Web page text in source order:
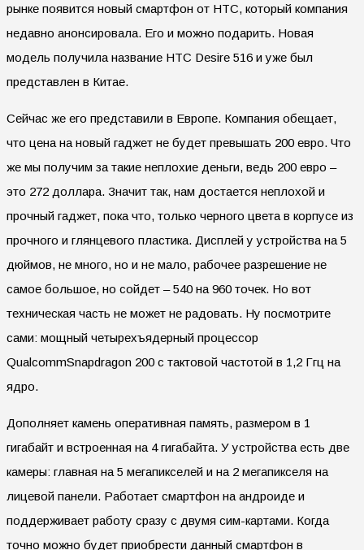
рынке появится новый смартфон от HTC, который компания
недавно анонсировала. Его и можно подарить. Новая
модель получила название HTC Desire 516 и уже был
представлен в Китае.
Сейчас же его представили в Европе. Компания обещает,
что цена на новый гаджет не будет превышать 200 евро. Что
же мы получим за такие неплохие деньги, ведь 200 евро –
это 272 доллара. Значит так, нам достается неплохой и
прочный гаджет, пока что, только черного цвета в корпусе из
прочного и глянцевого пластика. Дисплей у устройства на 5
дюймов, не много, но и не мало, рабочее разрешение не
самое большое, но сойдет – 540 на 960 точек. Но вот
техническая часть не может не радовать. Ну посмотрите
сами: мощный четырехъядерный процессор
QualcommSnapdragon 200 с тактовой частотой в 1,2 Ггц на
ядро.
Дополняет камень оперативная память, размером в 1
гигабайт и встроенная на 4 гигабайта. У устройства есть две
камеры: главная на 5 мегапикселей и на 2 мегапикселя на
лицевой панели. Работает смартфон на андроиде и
поддерживает работу сразу с двумя сим-картами. Когда
точно можно будет приобрести данный смартфон в